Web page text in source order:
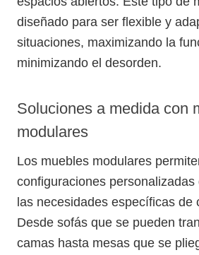
diseñado para ser flexible y
situaciones, maximizando la
minimizando el desorden.
Soluciones a medida con
modulares
Los muebles modulares
configuraciones
las necesidades específicas de
Desde sofás que se pueden
camas hasta mesas que se